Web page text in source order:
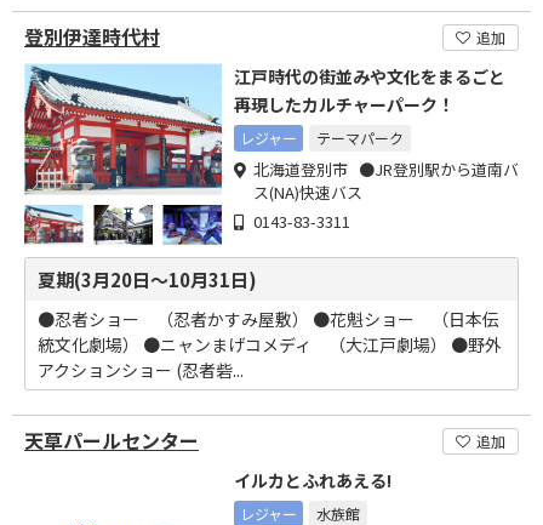
登別伊達時代村 追加
江戸時代の街並みや文化をまるごと
再現したカルチャーパーク！
レジャー テーマパーク
北海道登別市 ●JR登別駅から道南バ
ス(NA)快速バス
0143-83-3311
夏期(3月20日～10月31日)
●忍者ショー （忍者かすみ屋敷） ●花魁ショー （日本伝
統文化劇場） ●ニャンまげコメディ （大江戸劇場） ●野外
アクションショー (忍者砦...
天草パールセンター 追加
イルカとふれあえる!
レジャー 水族館